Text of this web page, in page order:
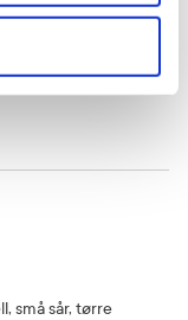
små sår, tørre